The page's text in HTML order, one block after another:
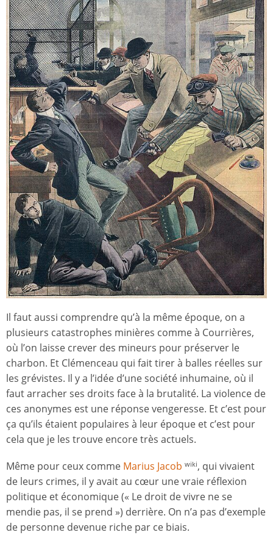
Il faut aussi comprendre qu’à la même époque, on a
plusieurs catastrophes minières comme à Courrières,
où l’on laisse crever des mineurs pour préserver le
charbon. Et Clémenceau qui fait tirer à balles réelles sur
les grévistes. Il y a l’idée d’une société inhumaine, où il
faut arracher ses droits face à la brutalité. La violence de
ces anonymes est une réponse vengeresse. Et c’est pour
ça qu’ils étaient populaires à leur époque et c’est pour
cela que je les trouve encore très actuels.
Même pour ceux comme Marius Jacob wiki, qui vivaient
de leurs crimes, il y avait au cœur une vraie réflexion
politique et économique (« Le droit de vivre ne se
mendie pas, il se prend ») derrière. On n’a pas d’exemple
de personne devenue riche par ce biais.